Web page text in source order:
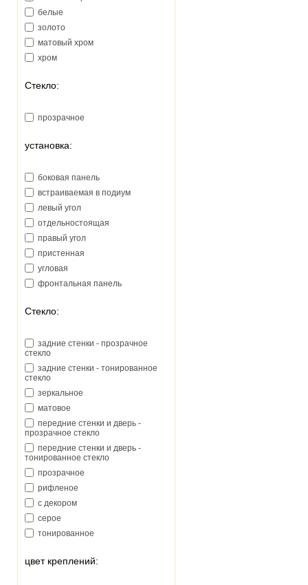
белые
золото
матовый хром
хром
Стекло:
прозрачное
установка:
боковая панель
встраиваемая в подиум
левый угол
отдельностоящая
правый угол
пристенная
угловая
фронтальная панель
Стекло:
задние стенки - прозрачное
стекло
задние стенки - тонированное
стекло
зеркальное
матовое
передние стенки и дверь -
прозрачное стекло
передние стенки и дверь -
тонированное стекло
прозрачное
рифленое
с декором
серое
тонированное
цвет креплений: